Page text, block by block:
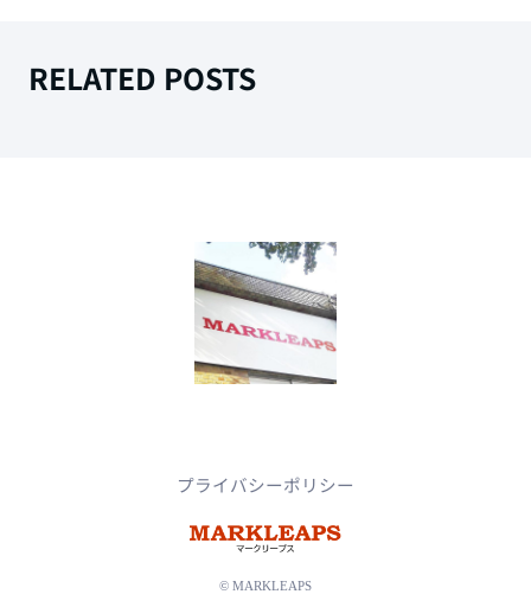
RELATED POSTS
プライバシーポリシー
© MARKLEAPS